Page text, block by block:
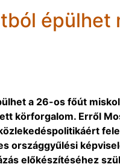
épülhet
a 26-os főút
körforgalom. Erről
országgyűlési
előkészítéséhez